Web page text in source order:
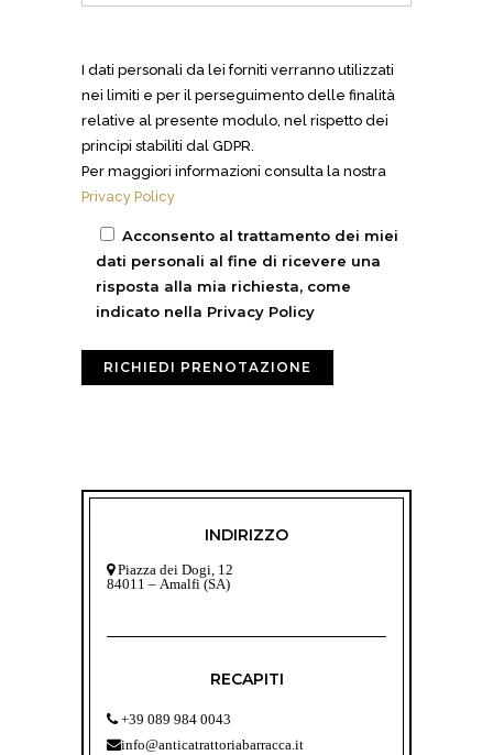
I dati personali da lei forniti verranno utilizzati
nei limiti e per il perseguimento delle finalità
relative al presente modulo, nel rispetto dei
principi stabiliti dal GDPR.
Per maggiori informazioni consulta la nostra
Privacy Policy
Acconsento al trattamento dei miei
dati personali al fine di ricevere una
risposta alla mia richiesta, come
indicato nella Privacy Policy
INDIRIZZO
Piazza dei Dogi, 12
84011 – Amalfi (SA)
RECAPITI
+39 089 984 0043
info@anticatrattoriabarracca.it